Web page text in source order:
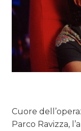
Cuore
Parco Ravizza,